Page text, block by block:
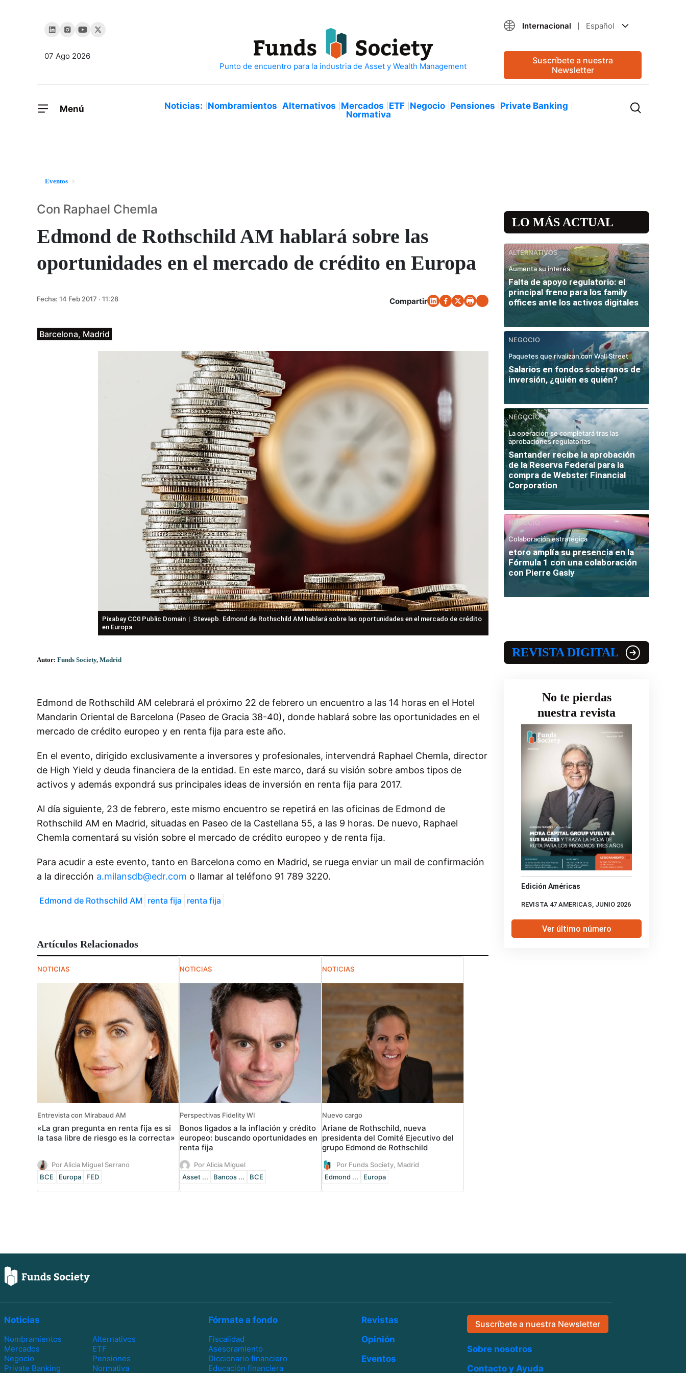
07 Ago 2026
Internacional Español
Suscríbete a nuestra
Newsletter
Menú Noticias: Nombramientos Alternativos Mercados ETF Negocio Pensiones Private Banking
Normativa
Eventos
Edmond de Rothschild AM hablará sobre las
oportunidades en el mercado de crédito en Europa
Con Raphael Chemla
Fecha: 14 Feb 2017 · 11:28 Compartir
Barcelona, Madrid
Pixabay CC0 Public Domain
Stevepb. Edmond de Rothschild AM hablará sobre las oportunidades en el mercado de crédito
en Europa
Autor: Funds Society, Madrid
Edmond de Rothschild AM celebrará el próximo 22 de febrero un encuentro a las 14 horas en el Hotel
Mandarin Oriental de Barcelona (Paseo de Gracia 38-40), donde hablará sobre las oportunidades en el
mercado de crédito europeo y en renta fija para este año.
En el evento, dirigido exclusivamente a inversores y profesionales, intervendrá Raphael Chemla, director
de High Yield y deuda financiera de la entidad. En este marco, dará su visión sobre ambos tipos de
activos y además expondrá sus principales ideas de inversión en renta fija para 2017.
Al día siguiente, 23 de febrero, este mismo encuentro se repetirá en las oficinas de Edmond de
Rothschild AM en Madrid, situadas en Paseo de la Castellana 55, a las 9 horas. De nuevo, Raphael
Chemla comentará su visión sobre el mercado de crédito europeo y de renta fija.
Para acudir a este evento, tanto en Barcelona como en Madrid, se ruega enviar un mail de confirmación
a la dirección a.milansdb@edr.com o llamar al teléfono 91 789 3220.
Edmond de Rothschild AM renta fija renta fija
Artículos Relacionados
NOTICIAS
Entrevista con Mirabaud AM
«La gran pregunta en renta fija es si
la tasa libre de riesgo es la correcta»
Por Alicia Miguel Serrano
BCE
Europa FED
NOTICIAS
Perspectivas Fidelity WI
Bonos ligados a la inflación y crédito
europeo: buscando oportunidades en
renta fija
Por Alicia Miguel
Asset ...
Bancos ... BCE
NOTICIAS
Nuevo cargo
Ariane de Rothschild, nueva
presidenta del Comité Ejecutivo del
grupo Edmond de Rothschild
Por Funds Society, Madrid
Edmond ...
Europa
LO MÁS ACTUAL
ALTERNATIVOS
Aumenta su interés
Falta de apoyo regulatorio: el
principal freno para los family
offices ante los activos digitales
NEGOCIO
Paquetes que rivalizan con Wall Street
Salarios en fondos soberanos de
inversión, ¿quién es quién?
NEGOCIO
La operación se completará tras las
aprobaciones regulatorias
Santander recibe la aprobación
de la Reserva Federal para la
compra de Webster Financial
Corporation
NEGOCIO
Colaboración estratégica
etoro amplía su presencia en la
Fórmula 1 con una colaboración
con Pierre Gasly
REVISTA DIGITAL
No te pierdas
nuestra revista
Edición Américas
REVISTA 47 AMERICAS, JUNIO 2026
Ver último número
Noticias
Nombramientos
Alternativos
Mercados
ETF
Negocio
Pensiones
Private Banking
Normativa
Fórmate a fondo
Fiscalidad
Asesoramiento
Diccionario financiero
Educación financiera
Revistas
Opinión
Eventos
Suscríbete a nuestra Newsletter
Sobre nosotros
Contacto y Ayuda